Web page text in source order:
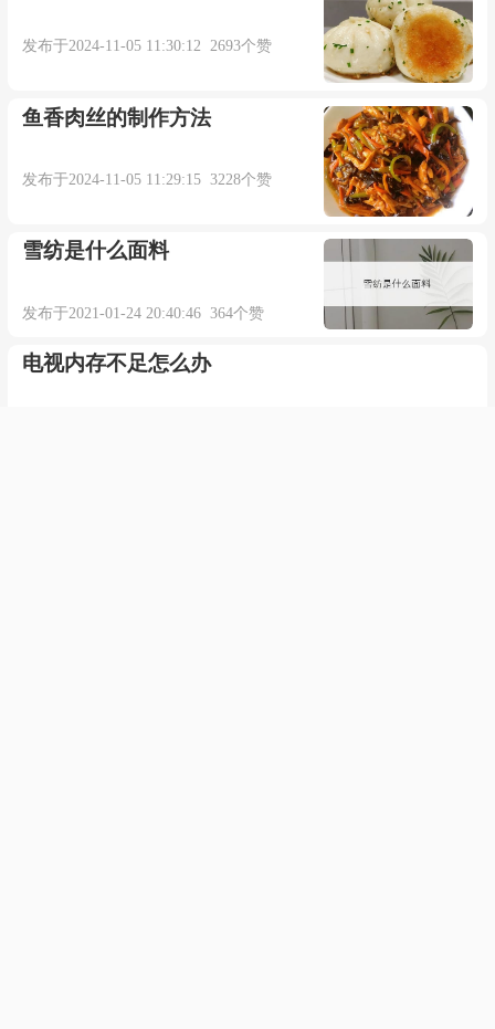
发布于2024-11-05 11:30:12 2693个赞
鱼香肉丝的制作方法
发布于2024-11-05 11:29:15 3228个赞
雪纺是什么面料
发布于2021-01-24 20:40:46 364个赞
电视内存不足怎么办